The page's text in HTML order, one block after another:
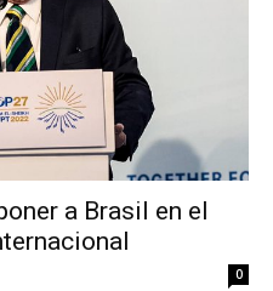
a Brasil en el
0